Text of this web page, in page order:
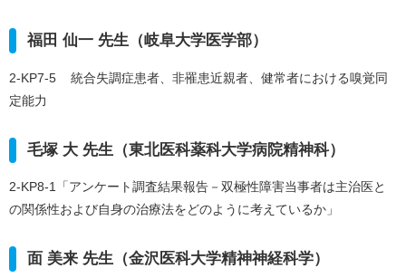
福田 仙一 先生（岐阜大学医学部）
2-KP7-5 統合失調症患者、非罹患近親者、健常者における嗅覚同
定能力
毛塚 大 先生（東北医科薬科大学病院精神科）
2-KP8-1「アンケート調査結果報告－双極性障害当事者は主治医と
の関係性および自身の治療法をどのように考えているか」
面 美来 先生（金沢医科大学精神神経科学）